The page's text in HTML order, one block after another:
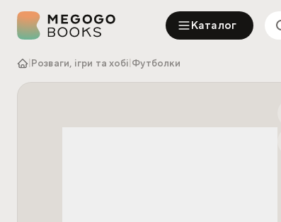
Каталог
Розваги, ігри та хобі Футболки